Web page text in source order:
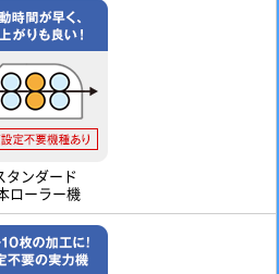
タンダード
ローラー機